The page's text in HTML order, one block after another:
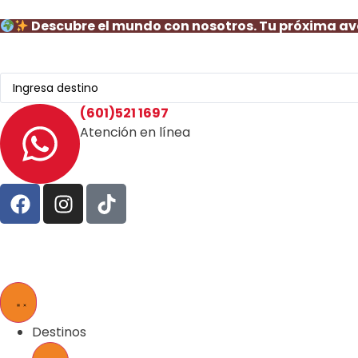
Descubre el mundo con nosotros. Tu próxima
(601)521 1697
Atención en línea
Destinos